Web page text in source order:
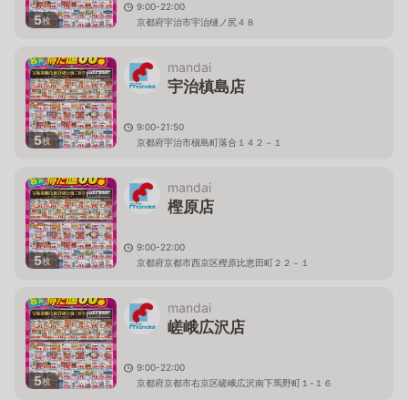
5枚
9:00-22:00
京都府宇治市宇治樋ノ尻４８
5枚
mandai
宇治槙島店
9:00-21:50
京都府宇治市槇島町落合１４２－１
5枚
mandai
樫原店
9:00-22:00
京都府京都市西京区樫原比恵田町２２－１
5枚
mandai
嵯峨広沢店
9:00-22:00
京都府京都市右京区嵯峨広沢南下馬野町１-１６